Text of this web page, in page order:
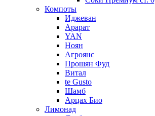
Компоты
Иджеван
Арарат
YAN
Ноян
Агроянс
Прошян Фуд
Витал
te Gusto
Шамб
Арцах Био
Лимонад